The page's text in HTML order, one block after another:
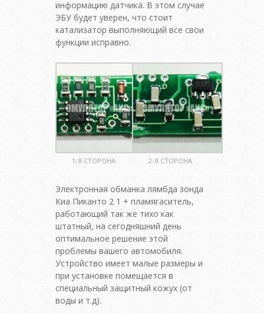
информацию датчика. В этом случае
ЭБУ будет уверен, что стоит
катализатор выполняющий все свои
функции исправно.
1-Я СТОРОНА 2-Я СТОРОНА
Электронная обманка лямбда зонда
Киа Пиканто 2 1 + пламягаситель,
работающий так же тихо как
штатный, на сегодняшний день
оптимальное решение этой
проблемы вашего автомобиля.
Устройство имеет малые размеры и
при установке помещается в
специальный защитный кожух (от
воды и т.д).